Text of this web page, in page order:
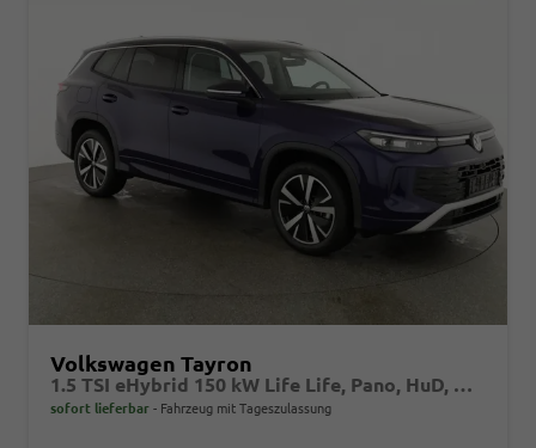
Volkswagen Tayron
1.5 TSI eHybrid 150 kW Life Life, Pano, HuD, AHK, AreaView, Side, Navi, Winter, 5-J. Garantie
sofort lieferbar Fahrzeug mit Tageszulassung